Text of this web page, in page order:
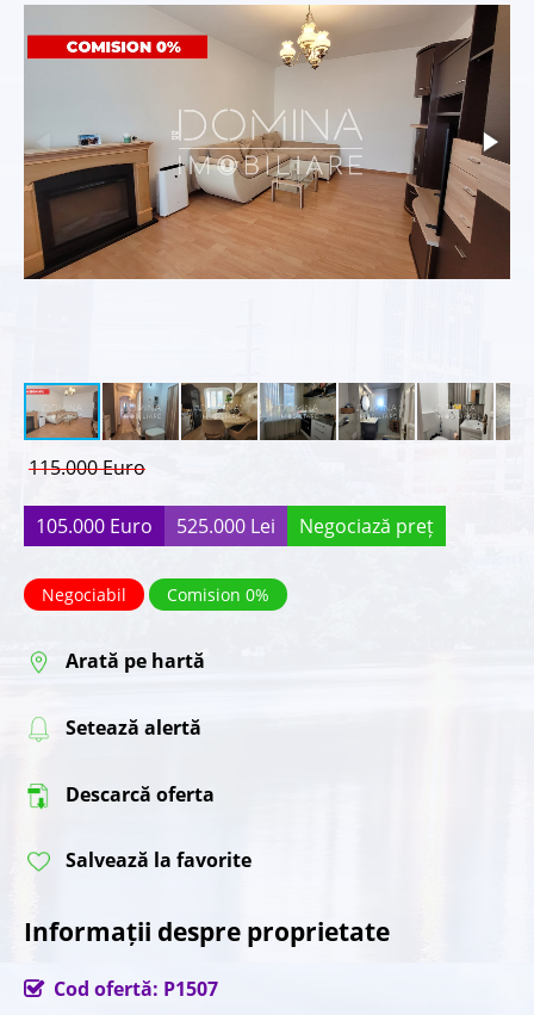
115.000 Euro
105.000 Euro 525.000 Lei Negociază preț
Negociabil Comision 0%
Arată pe hartă
Setează alertă
Descarcă oferta
Salvează la favorite
Informații despre proprietate
Cod ofertă: P1507